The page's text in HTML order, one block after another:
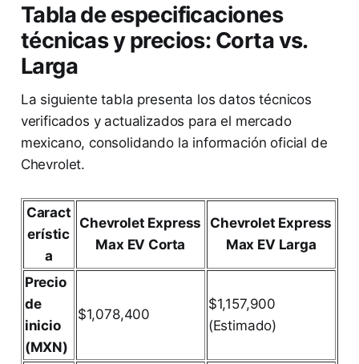
Tabla de especificaciones
técnicas y precios: Corta vs.
Larga
La siguiente tabla presenta los datos técnicos
verificados y actualizados para el mercado
mexicano, consolidando la información oficial de
Chevrolet.
Caract
erístic
a
Chevrolet Express
Max EV Corta
Chevrolet Express
Max EV Larga
Precio
de
inicio
(MXN)
$1,078,400
$1,157,900
(Estimado)